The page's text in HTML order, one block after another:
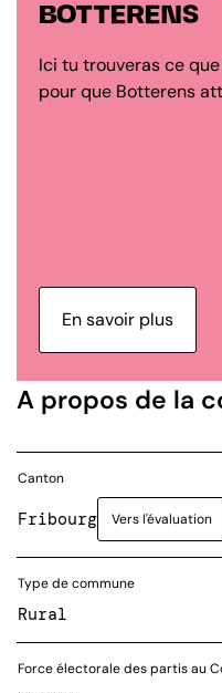
BOTTERENS
Ici tu trouveras ce
pour que Botterens
En savoir plus
A propos de la
Canton
Fribourg Vers l'évaluation
Type de commune
Rural
Force électorale des partis au